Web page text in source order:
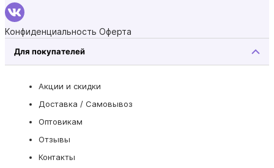
Конфиденциальность Оферта
Для покупателей
Акции и скидки
Доставка / Самовывоз
Оптовикам
Отзывы
Контакты